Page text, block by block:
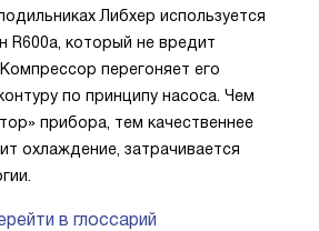
Либхер используется
R600a, который не вредит
перегоняет его
по принципу насоса. Чем
прибора, тем качественнее
охлаждение, затрачивается
в глоссарий